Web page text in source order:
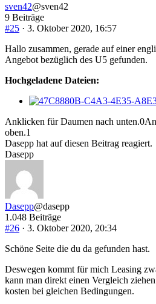
sven42@sven42
9 Beiträge
#25 · 3. Oktober 2020, 16:57
Hallo zusammen, gerade auf einer
Angebot bezüglich des U5 gefunden.
Hochgeladene Dateien:
Anklicken für Daumen nach unten.0
oben.1
Dasepp hat auf diesen Beitrag reagiert.
Dasepp
Dasepp@dasepp
1.048 Beiträge
#26 · 3. Oktober 2020, 20:34
Schöne Seite die du da gefunden hast.
Deswegen kommt für mich Leasing
kann man direkt einen Vergleich
kosten bei gleichen Bedingungen.